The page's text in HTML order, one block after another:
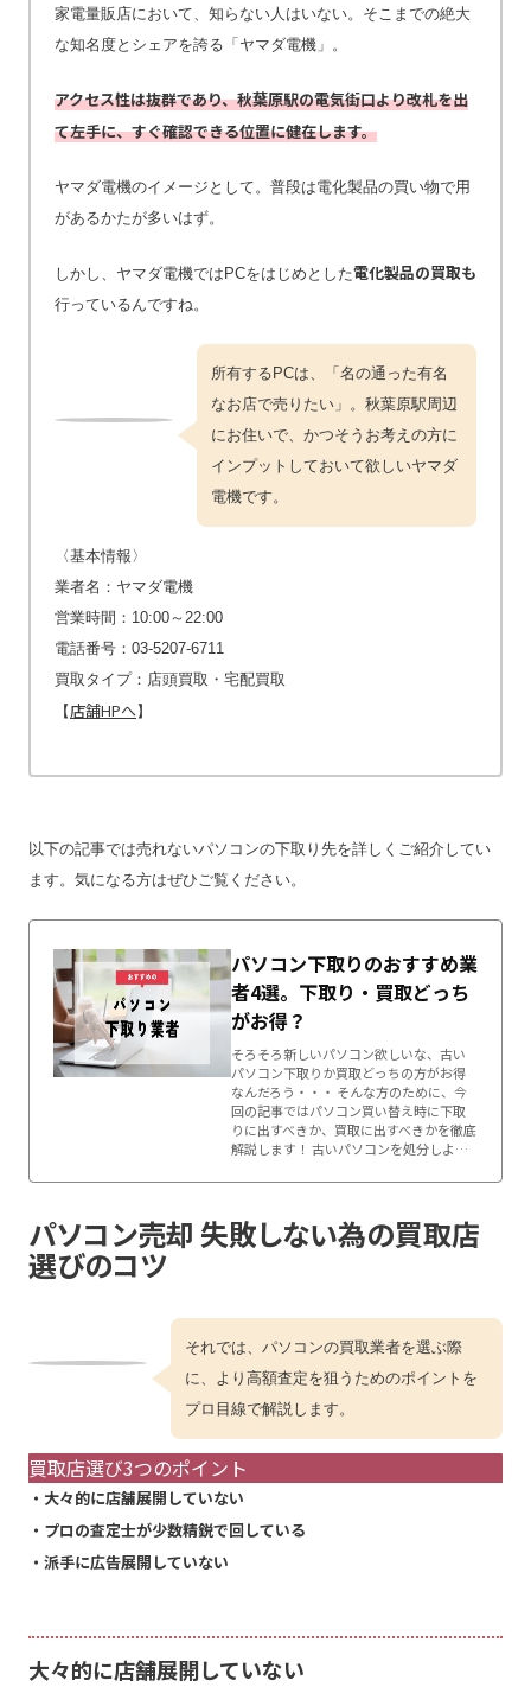
家電量販店において、知らない人はいない。そこまでの絶大
な知名度とシェアを誇る「ヤマダ電機」。
アクセス性は抜群であり、秋葉原駅の電気街口より改札を出
て左手に、すぐ確認できる位置に健在します。
ヤマダ電機のイメージとして。普段は電化製品の買い物で用
があるかたが多いはず。
しかし、ヤマダ電機ではPCをはじめとした電化製品の買取も
行っているんですね。
所有するPCは、「名の通った有名
なお店で売りたい」。秋葉原駅周辺
にお住いで、かつそうお考えの方に
インプットしておいて欲しいヤマダ
電機です。
〈基本情報〉
業者名：ヤマダ電機
営業時間：10:00～22:00
電話番号：03-5207-6711
買取タイプ：店頭買取・宅配買取
【 店舗HPへ】
以下の記事では売れないパソコンの下取り先を詳しくご紹介してい
ます。気になる方はぜひご覧ください。
パソコン下取りのおすすめ業
者4選。下取り・買取どっち
がお得？
そろそろ新しいパソコン欲しいな、古い
パソコン下取りか買取どっちの方がお得
なんだろう・・・ そんな方のために、今
回の記事ではパソコン買い替え時に下取
りに出すべきか、買取に出すべきかを徹底
解説します！ 古いパソコンを処分しよ…
パソコン売却 失敗しない為の買取店
選びのコツ
それでは、パソコンの買取業者を選ぶ際
に、より高額査定を狙うためのポイントを
プロ目線で解説します。
買取店選び3つのポイント
・大々的に店舗展開していない
・プロの査定士が少数精鋭で回している
・派手に広告展開していない
大々的に店舗展開していない